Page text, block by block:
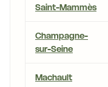
Saint-Mammès
Champagne-
sur-Seine
Machault